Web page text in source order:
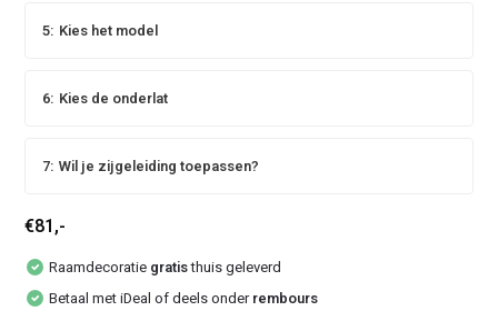
5: Kies het model
6: Kies de onderlat
7: Wil je zijgeleiding toepassen?
€81,-
Raamdecoratie gratisthuis geleverd
Betaal met iDeal of deels onderrembours